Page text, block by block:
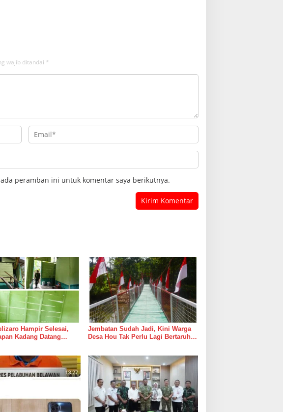
wajib ditandai *
peramban ini untuk komentar saya berikutnya.
Hampir Selesai,
Kadang Datang
Jembatan Sudah Jadi, Kini Warga
Desa Hou Tak Perlu Lagi Bertaruh